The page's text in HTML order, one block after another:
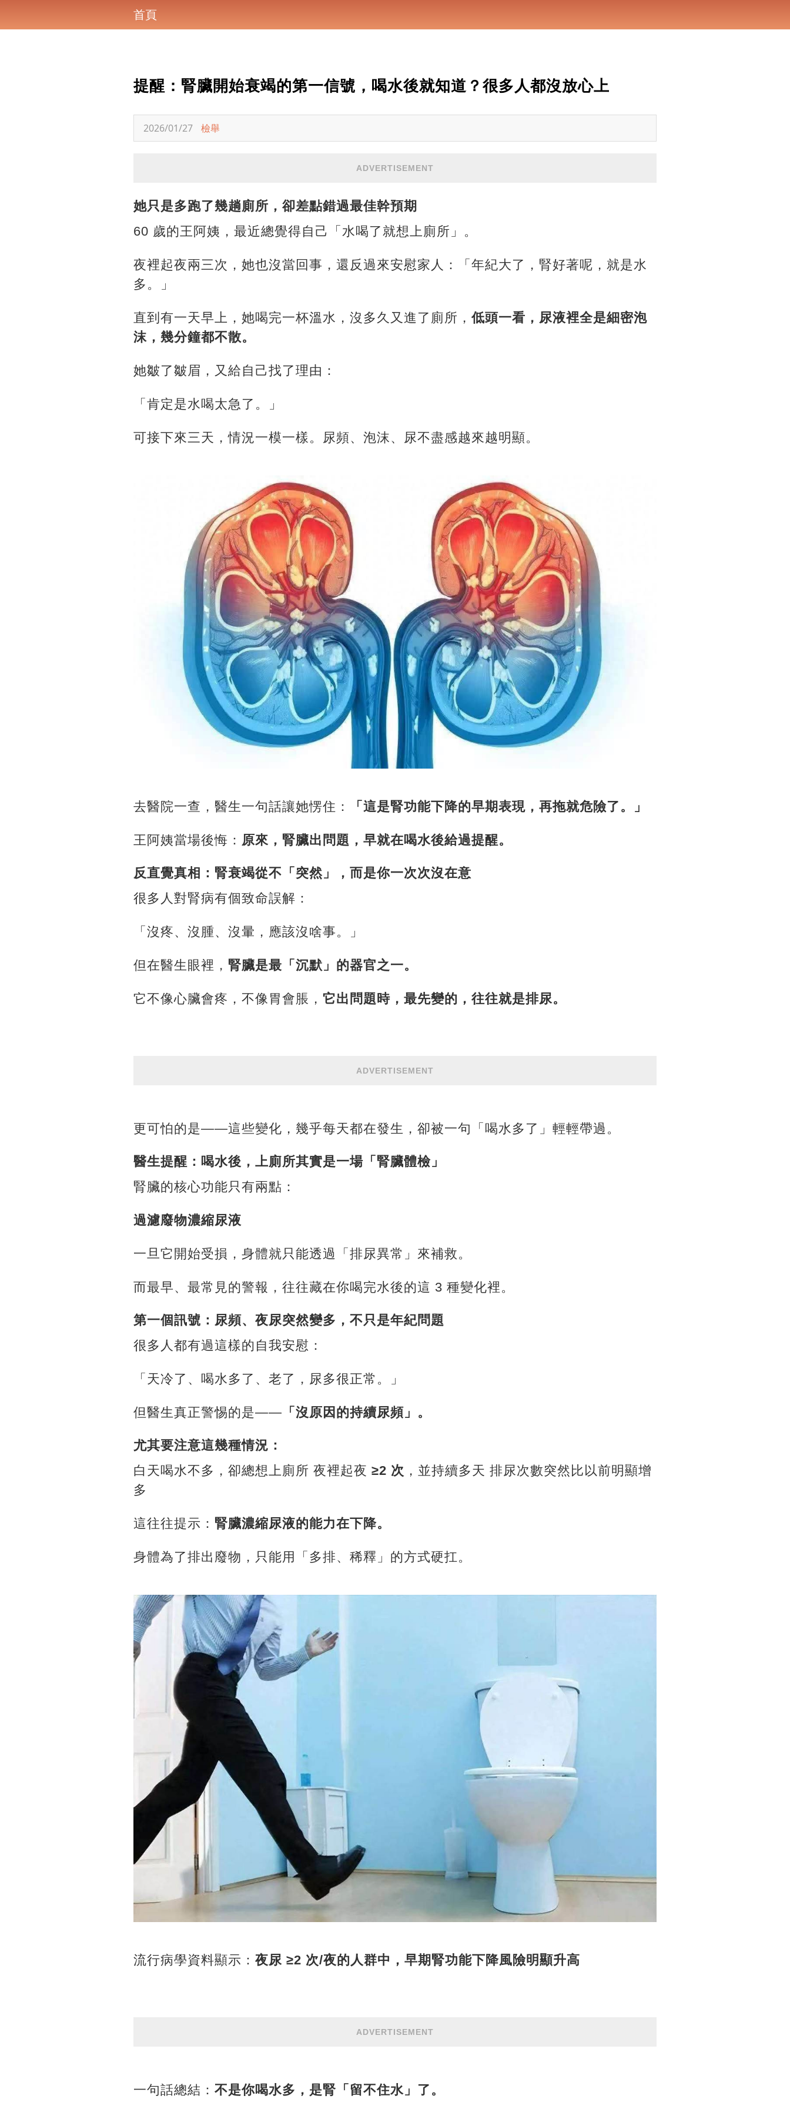
首頁
提醒：腎臟開始衰竭的第一信號，喝水後就知道？很多人都沒放心上
2026/01/27 檢舉
ADVERTISEMENT
她只是多跑了幾趟廁所，卻差點錯過最佳幹預期
60 歲的王阿姨，最近總覺得自己「水喝了就想上廁所」。
夜裡起夜兩三次，她也沒當回事，還反過來安慰家人：「年紀大了，腎好著呢，就是水
多。」
直到有一天早上，她喝完一杯溫水，沒多久又進了廁所， 低頭一看，尿液裡全是細密泡
沫，幾分鐘都不散。
她皺了皺眉，又給自己找了理由：
「肯定是水喝太急了。」
可接下來三天，情況一模一樣。尿頻、泡沫、尿不盡感越來越明顯。
去醫院一查，醫生一句話讓她愣住： 「這是腎功能下降的早期表現，再拖就危險了。」
王阿姨當場後悔： 原來，腎臟出問題，早就在喝水後給過提醒。
反直覺真相：腎衰竭從不「突然」，而是你一次次沒在意
很多人對腎病有個致命誤解：
「沒疼、沒腫、沒暈，應該沒啥事。」
但在醫生眼裡， 腎臟是最「沉默」的器官之一。
它不像心臟會疼，不像胃會脹， 它出問題時，最先變的，往往就是排尿。
ADVERTISEMENT
更可怕的是——這些變化，幾乎每天都在發生，卻被一句「喝水多了」輕輕帶過。
醫生提醒：喝水後，上廁所其實是一場「腎臟體檢」
腎臟的核心功能只有兩點：
過濾廢物濃縮尿液
一旦它開始受損，身體就只能透過「排尿異常」來補救。
而最早、最常見的警報，往往藏在你喝完水後的這 3 種變化裡。
第一個訊號：尿頻、夜尿突然變多，不只是年紀問題
很多人都有過這樣的自我安慰：
「天冷了、喝水多了、老了，尿多很正常。」
但醫生真正警惕的是—— 「沒原因的持續尿頻」。
尤其要注意這幾種情況：
白天喝水不多，卻總想上廁所 夜裡起夜 ≥2 次 ，並持續多天 排尿次數突然比以前明顯增
多
這往往提示： 腎臟濃縮尿液的能力在下降。
身體為了排出廢物，只能用「多排、稀釋」的方式硬扛。
流行病學資料顯示： 夜尿 ≥2 次/夜的人群中，早期腎功能下降風險明顯升高
ADVERTISEMENT
一句話總結： 不是你喝水多，是腎「留不住水」了。